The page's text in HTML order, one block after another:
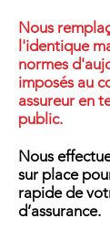
Nous
l'identique
normes
imposés au
assureur en
public.
Nous
sur place
rapide de
d’assurance.